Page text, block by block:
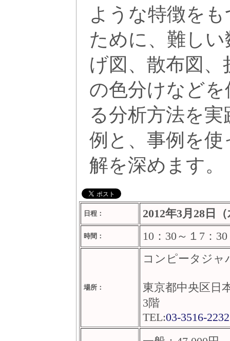
ような特徴を
ために、難し
げ図、散布図
の色分けなど
る分析方法を
例と、事例を
解を深めます。
日程： 2012年3月28日
時間： 10：30～１7：
場所：
コンピータジャ
東京都中央区日
3階
TEL:03-3516-2232